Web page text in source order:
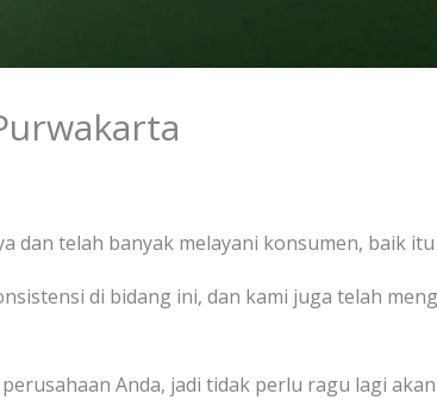
dan telah banyak melayani konsumen, baik
di bidang ini, dan kami juga telah
Anda, jadi tidak perlu ragu lagi